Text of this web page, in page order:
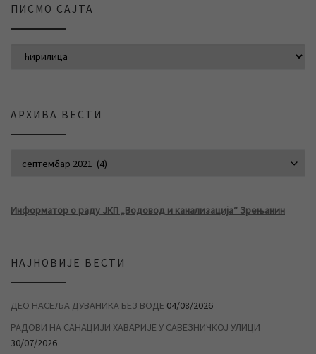
ПИСМО САЈТА
АРХИВА ВЕСТИ
Информатор о раду ЈКП „Водовод и канализација“ Зрењанин
НАЈНОВИЈЕ ВЕСТИ
ДЕО НАСЕЉА ДУВАНИКА БЕЗ ВОДЕ 04/08/2026
РАДОВИ НА САНАЦИЈИ ХАВАРИЈЕ У САВЕЗНИЧКОЈ УЛИЦИ
30/07/2026